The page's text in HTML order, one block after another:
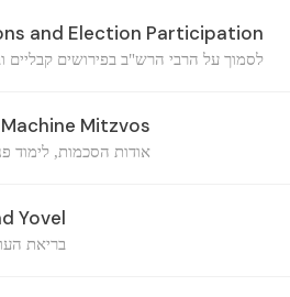
and Election Participation
לסמוך על הרבי הרש"ב בפירושים קבליים
Mitzvos
אודות הסכמות, לימוד
Yovel
בריאת